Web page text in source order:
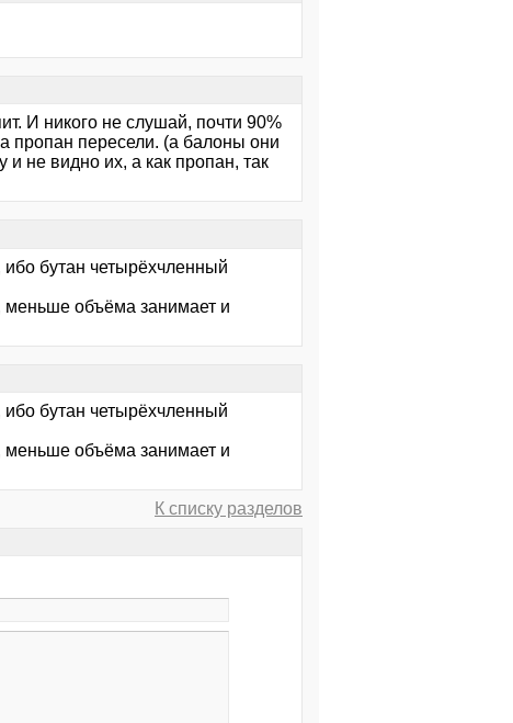
И никого не слушай, почти 90%
пропан пересели. (а балоны они
не видно их, а как пропан, так
бутан четырёхчленный
меньше объёма занимает и
бутан четырёхчленный
меньше объёма занимает и
К списку разделов